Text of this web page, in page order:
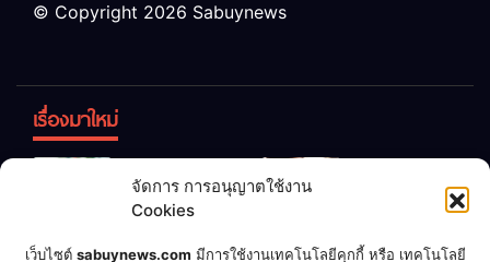
จัดการ การอนุญาตใช้งาน
Cookies
เว็บไซต์ sabuynews.com มีการใช้งานเทคโนโลยีคุกกี้ หรือ เทคโนโลยี
© Copyright 2026 Sabuynews
เรื่องมาใหม่
ทิ้ง! เปลี่ยน
เป็น “ปุ๋ย
จุลินทรีย์”
หญิง 12 ขวบ
แต่งงานกับ
เชื่อพ่อแล้ว เจ้าของคาร์